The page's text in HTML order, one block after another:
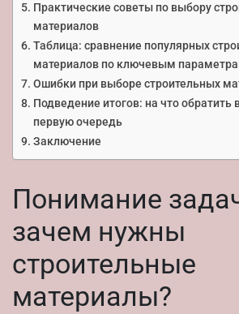
Практические советы по выбору
материалов
Таблица: сравнение популярных
материалов по ключевым
Ошибки при выборе строительных
Подведение итогов: на что обратить
первую очередь
Заключение
Понимание
зачем нужны
строительные
материалы?